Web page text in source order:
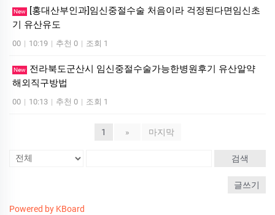
New
[홍대산부인과]임신중절수술 처음이라 걱정된다면임신초
기 유산유도
00 | 10:19 | 추천 0 | 조회 1
New
전라북도군산시 임신중절수술가능한병원후기 유산알약
해외직구방법
00 | 10:13 | 추천 0 | 조회 1
1 » 마지막
검색
글쓰기
Powered by KBoard